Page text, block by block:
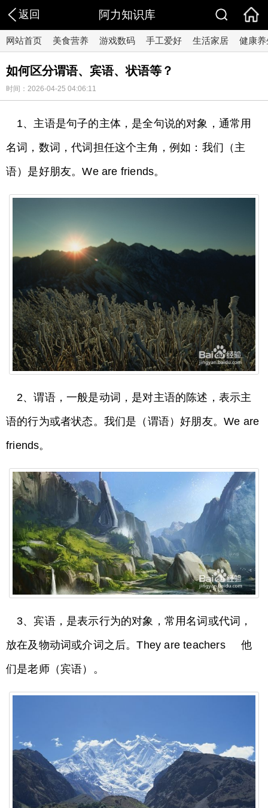
返回 阿力知识库
网站首页 美食营养 游戏数码 手工爱好 生活家居 健康养
如何区分谓语、宾语、状语等？
时间：2026-04-25 04:06:11
1、主语是句子的主体，是全句说的对象，通常用
名词，数词，代词担任这个主角，例如：我们（主
语）是好朋友。We are friends。
2、谓语，一般是动词，是对主语的陈述，表示主
语的行为或者状态。我们是（谓语）好朋友。We are
friends。
3、宾语，是表示行为的对象，常用名词或代词，
放在及物动词或介词之后。They are teachers 他
们是老师（宾语）。